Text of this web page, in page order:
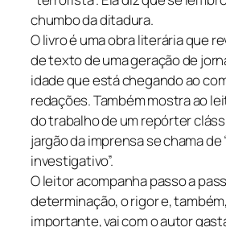
chumbo da ditadura.
O livro é uma obra literária que
de texto de uma geração de
idade que está chegando ao
redações. Também mostra ao
do trabalho de um repórter
jargão da imprensa se chama de
investigativo”.
O leitor acompanha passo a
determinação, o rigor e,
importante, vai com o autor